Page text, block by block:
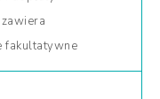
zawiera
fakultatywne